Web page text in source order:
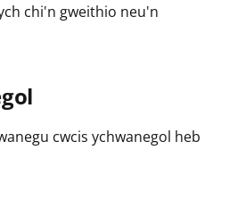
chi'n gweithio neu'n
cwcis ychwanegol heb